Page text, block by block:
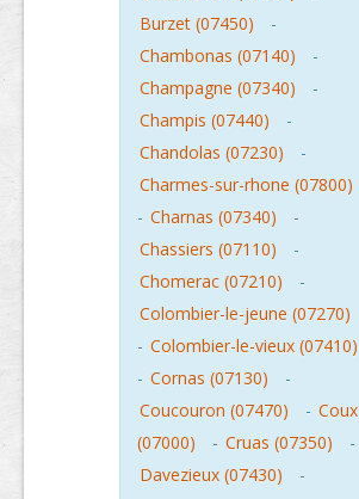
Burzet (07450)
-
Chambonas (07140)
-
Champagne (07340)
-
Champis (07440)
-
Chandolas (07230)
-
Charmes-sur-rhone (07800)
- Charnas (07340)
-
Chassiers (07110)
-
Chomerac (07210)
-
Colombier-le-jeune (07270)
- Colombier-le-vieux (07410)
- Cornas (07130)
-
Coucouron (07470)
- Coux
(07000)
- Cruas (07350)
-
Davezieux (07430)
-